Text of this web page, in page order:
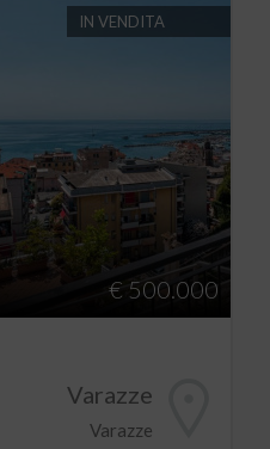
IN VENDITA
€ 500.000
Varazze
Varazze